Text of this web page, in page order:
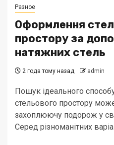
Разное
Оформлення
простору за
натяжних стель
2 года тому назад admin
Пошук ідеального
стельового простору
захоплюючу подорож у
Серед різноманітних